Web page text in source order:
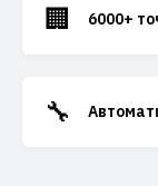
🏢 6000+
🔧